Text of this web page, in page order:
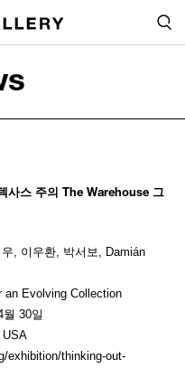
사스 주의 The Warehouse 그
, 이우환, 박서보, Damián
an Evolving Collection
30일
USA
exhibition/thinking-out-